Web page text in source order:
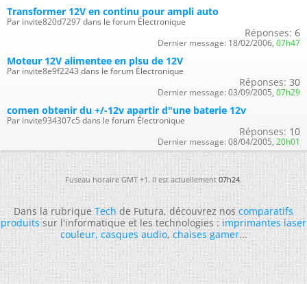
Transformer 12V en continu pour ampli auto
Par invite820d7297 dans le forum Électronique
Réponses: 6
Dernier message: 18/02/2006, 07h47
Moteur 12V alimentee en plsu de 12V
Par invite8e9f2243 dans le forum Électronique
Réponses: 30
Dernier message: 03/09/2005, 07h29
comen obtenir du +/-12v apartir d"une baterie 12v
Par invite934307c5 dans le forum Électronique
Réponses: 10
Dernier message: 08/04/2005, 20h01
Fuseau horaire GMT +1. Il est actuellement07h24.
Dans la rubriqueTechde Futura, découvrez noscomparatifs
produitssur l'informatique et les technologies :imprimantes laser
couleur,casques audio,chaises gamer...